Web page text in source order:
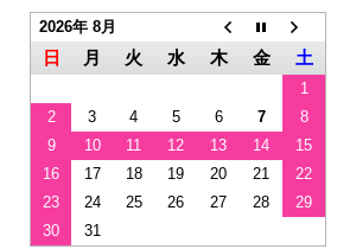
2026年 8月
日 月 火 水 木 金 土
1
2
3 4 5 6 7
8
9
10 11 12 13 14
15
16
17 18 19 20 21
22
23
24 25 26 27 28
29
30
31